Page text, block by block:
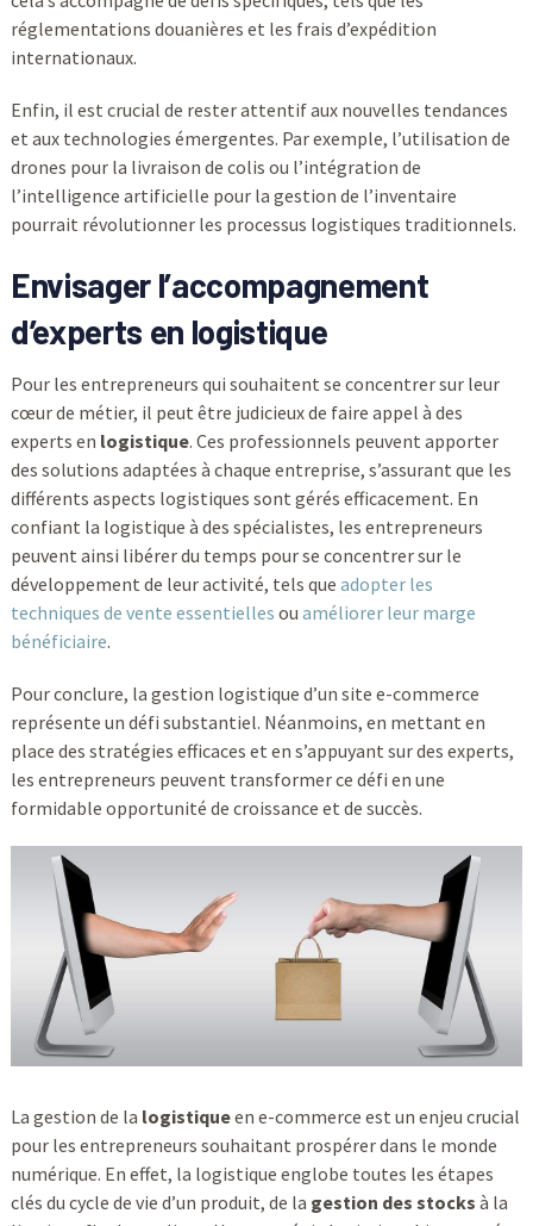
réglementations douanières et les frais d’expédition
internationaux.
Enfin, il est crucial de rester attentif aux nouvelles tendances
et aux technologies émergentes. Par exemple, l’utilisation de
drones pour la livraison de colis ou l’intégration de
l’intelligence artificielle pour la gestion de l’inventaire
pourrait révolutionner les processus logistiques traditionnels.
Envisager l’accompagnement
d’experts en logistique
Pour les entrepreneurs qui souhaitent se concentrer sur leur
cœur de métier, il peut être judicieux de faire appel à des
experts en logistique. Ces professionnels peuvent apporter
des solutions adaptées à chaque entreprise, s’assurant que les
différents aspects logistiques sont gérés efficacement. En
confiant la logistique à des spécialistes, les entrepreneurs
peuvent ainsi libérer du temps pour se concentrer sur le
développement de leur activité, tels que adopter les
techniques de vente essentielles ou améliorer leur marge
bénéficiaire.
Pour conclure, la gestion logistique d’un site e-commerce
représente un défi substantiel. Néanmoins, en mettant en
place des stratégies efficaces et en s’appuyant sur des experts,
les entrepreneurs peuvent transformer ce défi en une
formidable opportunité de croissance et de succès.
La gestion de la logistiqueen e-commerce est un enjeu crucial
pour les entrepreneurs souhaitant prospérer dans le monde
numérique. En effet, la logistique englobe toutes les étapes
clés du cycle de vie d’un produit, de la gestion des stocks à la